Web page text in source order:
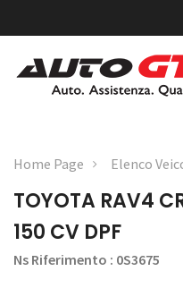
Home Page Elenco
TOYOTA RAV4
150 CV DPF
Ns Riferimento : 0S3675